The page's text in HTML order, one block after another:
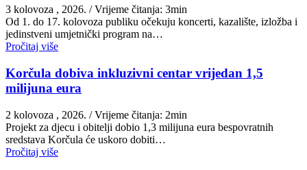
3 kolovoza , 2026. / Vrijeme čitanja: 3min
Od 1. do 17. kolovoza publiku očekuju koncerti, kazalište, izložba i
jedinstveni umjetnički program na…
Pročitaj više
Korčula dobiva inkluzivni centar vrijedan 1,5
milijuna eura
2 kolovoza , 2026. / Vrijeme čitanja: 2min
Projekt za djecu i obitelji dobio 1,3 milijuna eura bespovratnih
sredstava Korčula će uskoro dobiti…
Pročitaj više